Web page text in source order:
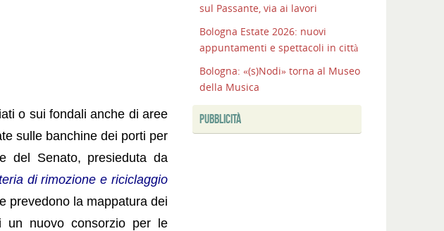
o sui fondali anche di aree
sulle banchine dei porti per
del Senato, presieduta da
di rimozione e riciclaggio
prevedono la mappatura dei
un nuovo consorzio per le
sul Passante, via ai lavori
Bologna Estate 2026: nuovi
appuntamenti e spettacoli in città
Bologna: «(s)Nodi» torna al Museo
della Musica
PUBBLICITÀ